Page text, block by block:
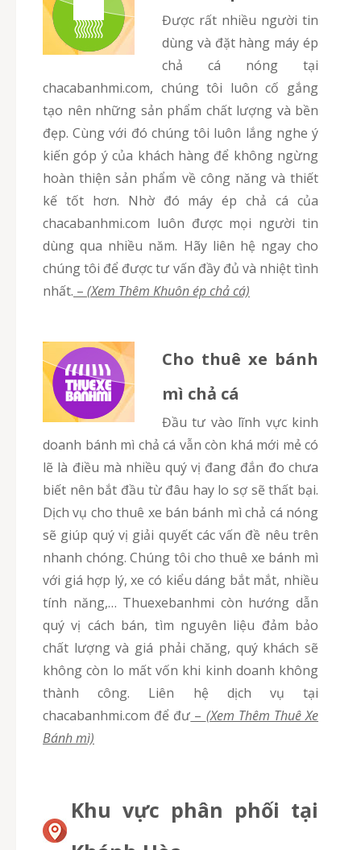
Được rất nhiều người tin
dùng và đặt hàng máy ép
chả cá nóng tại
chacabanhmi.com, chúng tôi luôn cố gắng
tạo nên những sản phẩm chất lượng và bền
đẹp. Cùng với đó chúng tôi luôn lắng nghe ý
kiến góp ý của khách hàng để không ngừng
hoàn thiện sản phẩm về công năng và thiết
kế tốt hơn. Nhờ đó máy ép chả cá của
chacabanhmi.com luôn được mọi người tin
dùng qua nhiều năm. Hãy liên hệ ngay cho
chúng tôi để được tư vấn đầy đủ và nhiệt tình
nhất. – (Xem Thêm Khuôn ép chả cá)
Cho thuê xe bánh
mì chả cá
Đầu tư vào lĩnh vực kinh
doanh bánh mì chả cá vẫn còn khá mới mẻ có
lẽ là điều mà nhiều quý vị đang đắn đo chưa
biết nên bắt đầu từ đâu hay lo sợ sẽ thất bại.
Dịch vụ cho thuê xe bán bánh mì chả cá nóng
sẽ giúp quý vị giải quyết các vấn đề nêu trên
nhanh chóng. Chúng tôi cho thuê xe bánh mì
với giá hợp lý, xe có kiểu dáng bắt mắt, nhiều
tính năng,… Thuexebanhmi còn hướng dẫn
quý vị cách bán, tìm nguyên liệu đảm bảo
chất lượng và giá phải chăng, quý khách sẽ
không còn lo mất vốn khi kinh doanh không
thành công. Liên hệ dịch vụ tại
chacabanhmi.com để đư – (Xem Thêm Thuê Xe
Bánh mì)
Khu vực phân phối tại